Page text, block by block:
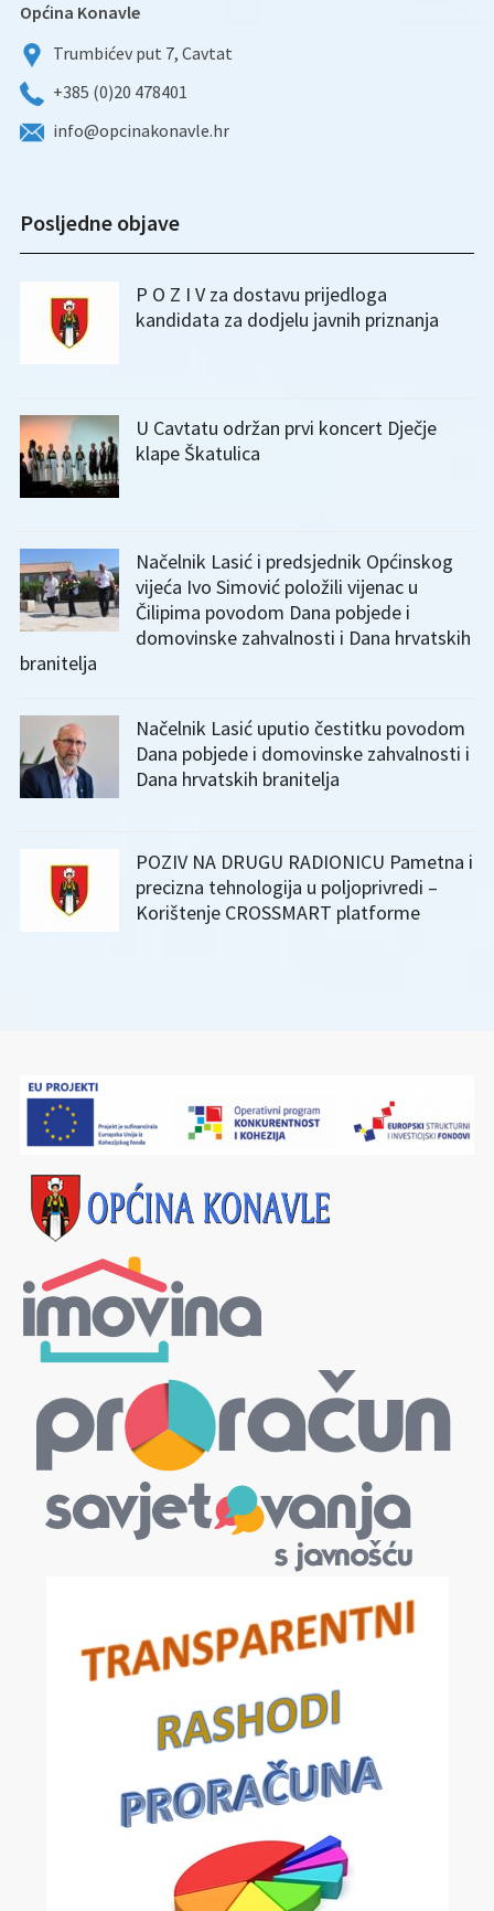
Općina Konavle
Trumbićev put 7, Cavtat
+385 (0)20 478401
info@opcinakonavle.hr
Posljedne objave
P O Z I V za dostavu prijedloga
kandidata za dodjelu javnih priznanja
U Cavtatu održan prvi koncert Dječje
klape Škatulica
Načelnik Lasić i predsjednik Općinskog
vijeća Ivo Simović položili vijenac u
Čilipima povodom Dana pobjede i
domovinske zahvalnosti i Dana hrvatskih
branitelja
Načelnik Lasić uputio čestitku povodom
Dana pobjede i domovinske zahvalnosti i
Dana hrvatskih branitelja
POZIV NA DRUGU RADIONICU Pametna i
precizna tehnologija u poljoprivredi –
Korištenje CROSSMART platforme